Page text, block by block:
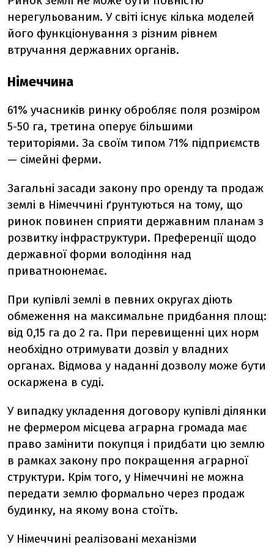
нерегульованим. У світі існує кілька моделей
його функціонування з різним рівнем
втручання державних органів.
Німеччина
61% учасників ринку обробляє поля розміром
5-50 га, третина оперує більшими
територіями. За своїм типом 71% підприємств
— сімейні ферми.
Загальні засади закону про оренду та продаж
землі в Німеччині ґрунтуються на тому, що
ринок повинен сприяти державним планам з
розвитку інфраструктури. Преференції щодо
державної форми володіння над
приватноюнемає.
При купівлі землі в певних округах діють
обмеження на максимальне придбання площ:
від 0,15 га до 2 га. При перевищенні цих норм
необхідно отримувати дозвіл у владних
органах. Відмова у наданні дозволу може бути
оскаржена в суді.
У випадку укладення договору купівлі ділянки
не фермером місцева аграрна громада має
право замінити покупця і придбати цю землю
в рамках закону про покращення аграрної
структури. Крім того, у Німеччині не можна
передати землю формально через продаж
будинку, на якому вона стоїть.
У Німеччині реалізовані механізми